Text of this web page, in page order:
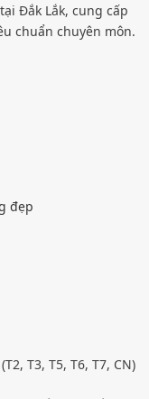
Đắk Lắk, cung cấp
chuẩn chuyên môn.
đẹp
T3, T5, T6, T7, CN)